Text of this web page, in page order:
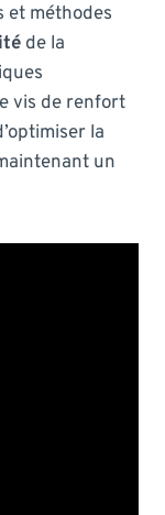
et méthodes
de la
vis de renfort
la
un